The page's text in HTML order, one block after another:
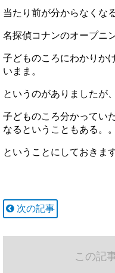
当たり前が分からなくな
名探偵コナンのオープニ
子どものころにわかりか
いまま。
というのがありましたが、
子どものころ分かってい
なるということもある。。
ということにしておきま
次の記事
この記